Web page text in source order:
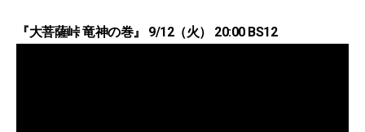
『大菩薩峠 竜神の巻』 9/12（火） 20:00 BS12